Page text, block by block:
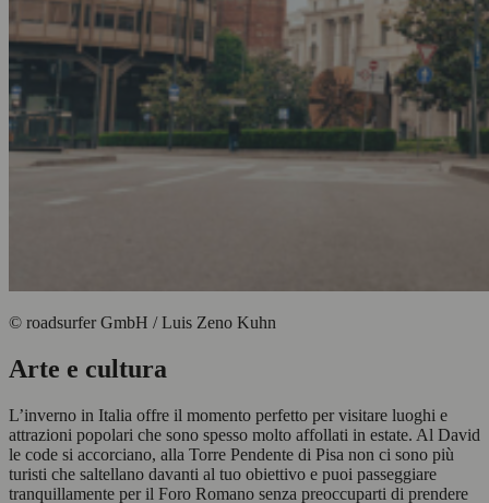
© roadsurfer GmbH / Luis Zeno Kuhn
Arte e cultura
L’inverno in Italia offre il momento perfetto per visitare luoghi e
attrazioni popolari che sono spesso molto affollati in estate. Al David
le code si accorciano, alla Torre Pendente di Pisa non ci sono più
turisti che saltellano davanti al tuo obiettivo e puoi passeggiare
tranquillamente per il Foro Romano senza preoccuparti di prendere